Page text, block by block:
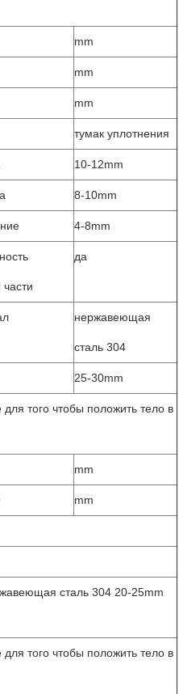
mm
mm
mm
тумак уплотнения
10-12mm
8-10mm
4-8mm
части
да
нержавеющая
сталь 304
25-30mm
для того чтобы положить тело в
mm
mm
сталь 304 20-25mm
для того чтобы положить тело в